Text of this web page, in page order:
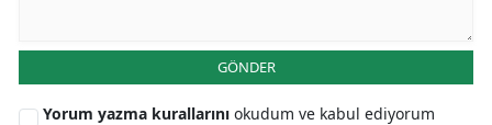
GÖNDER
Yorum yazma kurallarını okudum ve kabul ediyorum